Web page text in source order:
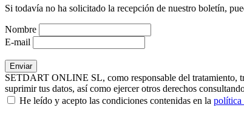
Si todavía no ha solicitado la recepción de nuestro boletín,
Nombre
E-mail
SETDART ONLINE SL, como responsable del tratamiento,
suprimir tus datos, así como ejercer otros derechos
He leído y acepto las condiciones contenidas en la política